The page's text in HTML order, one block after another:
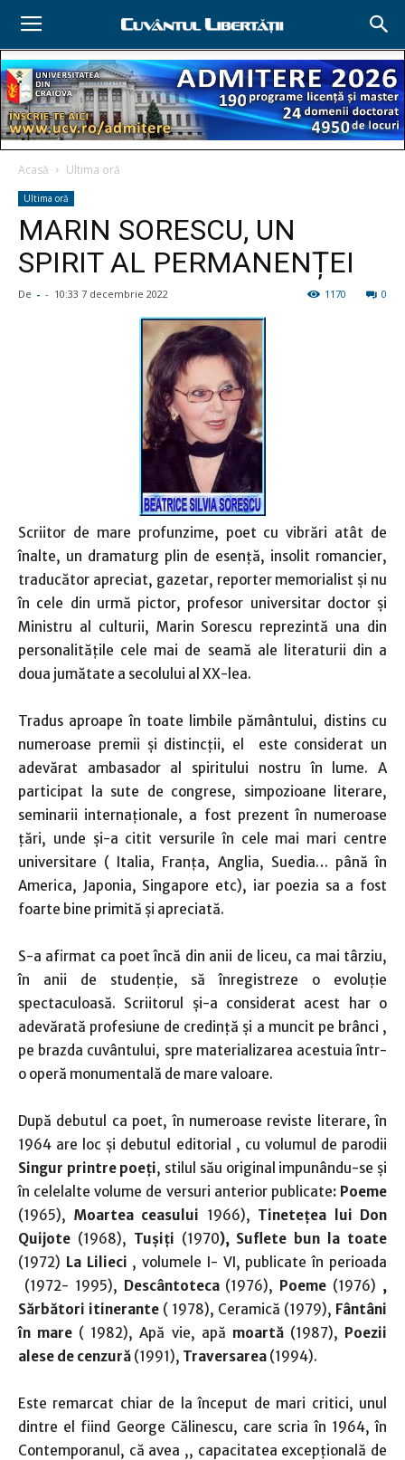
Acasă Ultima oră
Ultima oră
MARIN SORESCU, UN
SPIRIT AL PERMANENȚEI
De - - 10:33 7 decembrie 2022 0
1170
Scriitor de mare profunzime, poet cu vibrări atât de
înalte, un dramaturg plin de esență, insolit romancier,
traducător apreciat, gazetar, reporter memorialist și nu
în cele din urmă pictor, profesor universitar doctor și
Ministru al culturii, Marin Sorescu reprezintă una din
personalitățile cele mai de seamă ale literaturii din a
doua jumătate a secolului al XX-lea.
Tradus aproape în toate limbile pământului, distins cu
numeroase premii și distincții, el este considerat un
adevărat ambasador al spiritului nostru în lume. A
participat la sute de congrese, simpozioane literare,
seminarii internaționale, a fost prezent în numeroase
țări, unde și-a citit versurile în cele mai mari centre
universitare ( Italia, Franța, Anglia, Suedia… până în
America, Japonia, Singapore etc), iar poezia sa a fost
foarte bine primită și apreciată.
S-a afirmat ca poet încă din anii de liceu, ca mai târziu,
în anii de studenție, să înregistreze o evoluție
spectaculoasă. Scriitorul și-a considerat acest har o
adevărată profesiune de credință și a muncit pe brânci ,
pe brazda cuvântului, spre materializarea acestuia într-
o operă monumentală de mare valoare.
După debutul ca poet, în numeroase reviste literare, în
1964 are loc și debutul editorial , cu volumul de parodii
Singur printre poeți, stilul său original impunându-se și
în celelalte volume de versuri anterior publicate: Poeme
(1965), Moartea ceasului 1966), Tinetețea lui Don
Quijote (1968), Tușiți (1970), Suflete bun la toate
(1972) La Lilieci , volumele I- VI, publicate în perioada
(1972- 1995), Descântoteca(1976), Poeme (1976) ,
Sărbători itinerante ( 1978), Ceramică (1979), Fântâni
în mare ( 1982), Apă vie, apă moartă (1987), Poezii
alese de cenzură (1991), Traversarea (1994).
Este remarcat chiar de la început de mari critici, unul
dintre el fiind George Călinescu, care scria în 1964, în
Contemporanul, că avea ,, capacitatea excepțională de